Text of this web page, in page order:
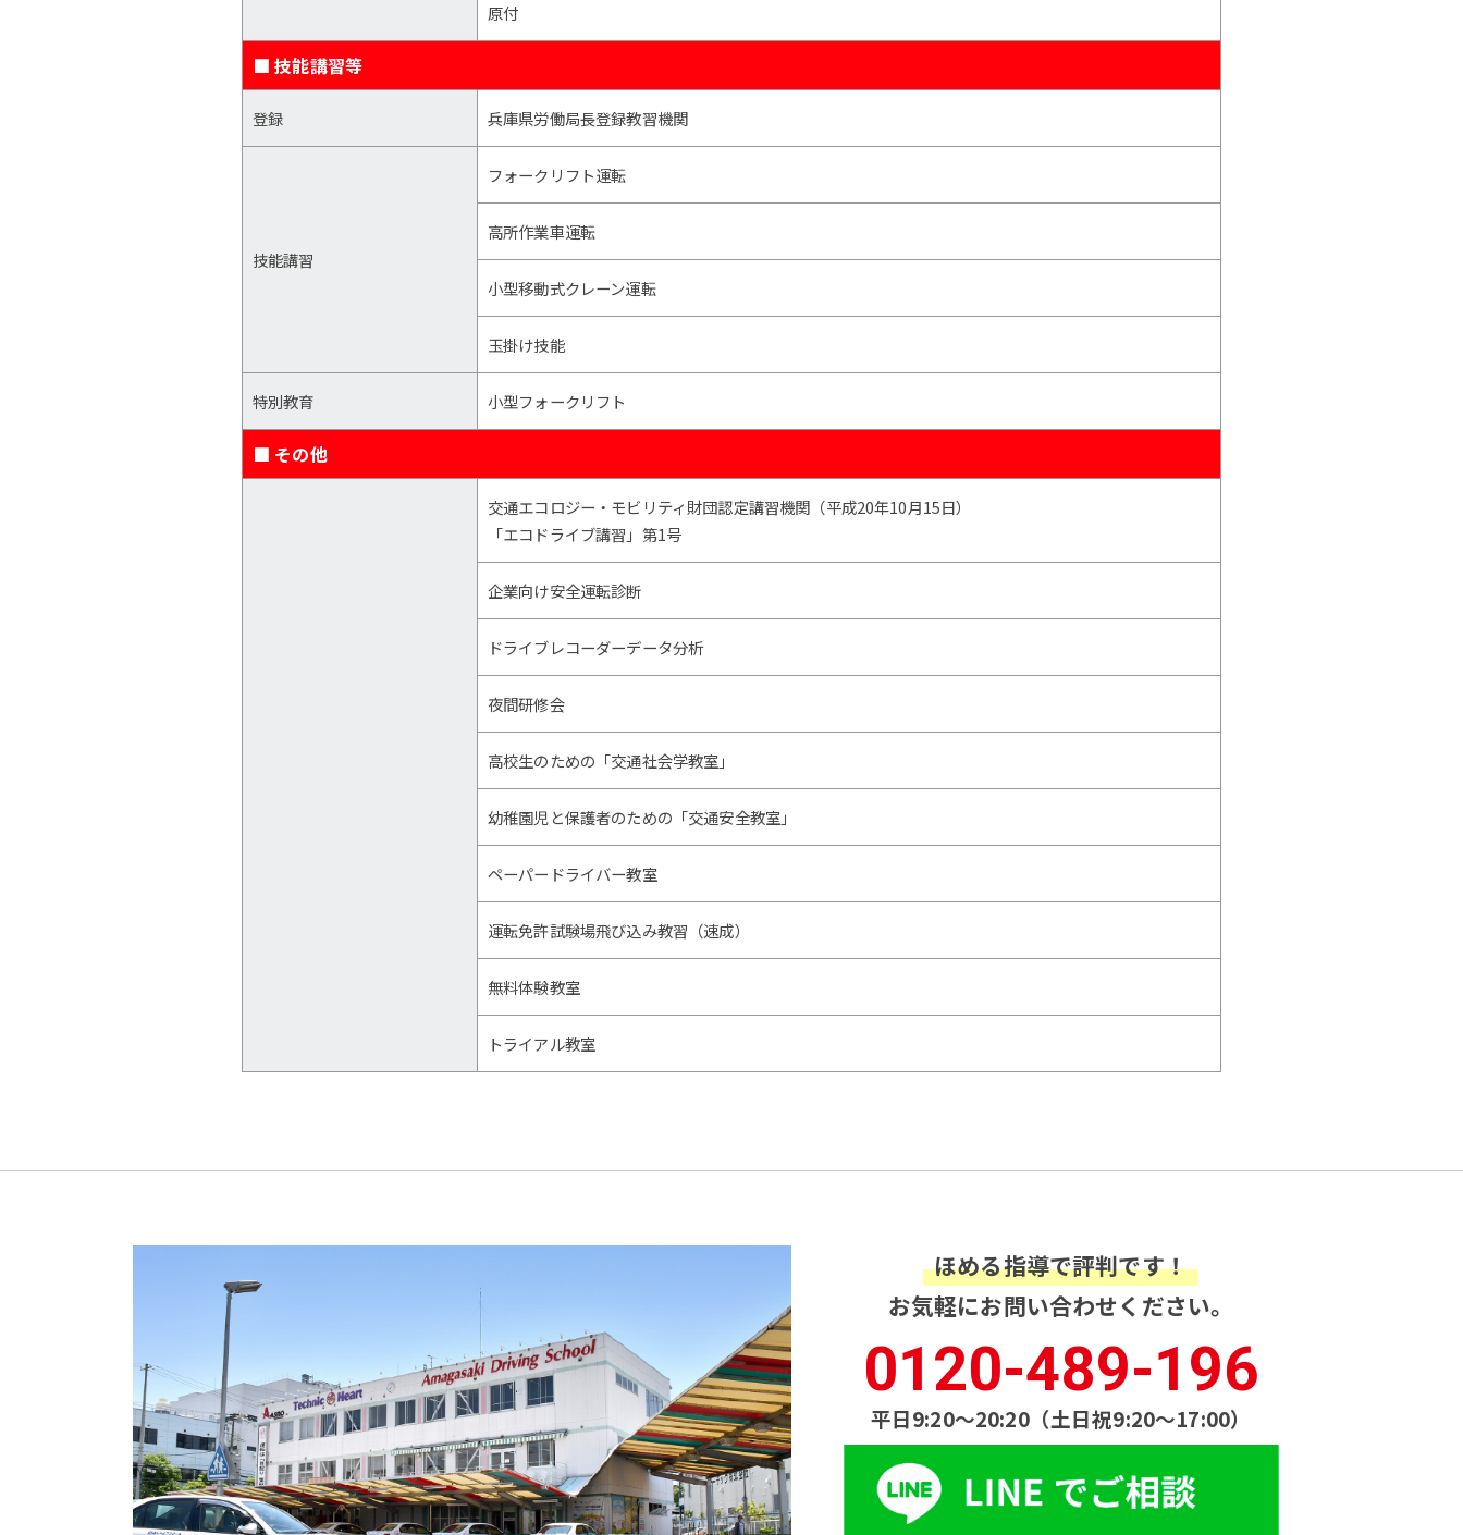
原付
■ 技能講習等
登録 兵庫県労働局長登録教習機関
技能講習
フォークリフト運転
高所作業車運転
小型移動式クレーン運転
玉掛け技能
特別教育 小型フォークリフト
■ その他
交通エコロジー・モビリティ財団認定講習機関（平成20年10月15日）
「エコドライブ講習」第1号
企業向け安全運転診断
ドライブレコーダーデータ分析
夜間研修会
高校生のための「交通社会学教室」
幼稚園児と保護者のための「交通安全教室」
ペーパードライバー教室
運転免許試験場飛び込み教習（速成）
無料体験教室
トライアル教室
ほめる指導で評判です！
お気軽にお問い合わせください。
0120-489-196
平日9:20〜20:20（土日祝9:20〜17:00）